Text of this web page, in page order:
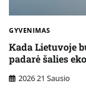
GYVENIMAS
Kada Lietuvoje
padarė šalies
2026 21 Sausio